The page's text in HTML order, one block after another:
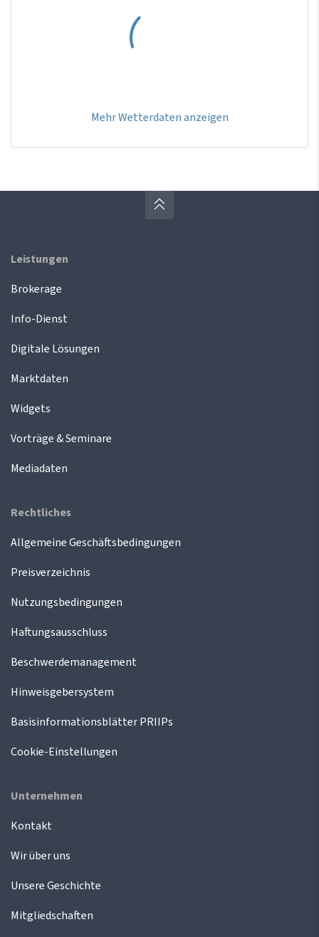
Mehr Wetterdaten anzeigen
Leistungen
Brokerage
Info-Dienst
Digitale Lösungen
Marktdaten
Widgets
Vorträge & Seminare
Mediadaten
Rechtliches
Allgemeine Geschäftsbedingungen
Preisverzeichnis
Nutzungsbedingungen
Haftungsausschluss
Beschwerdemanagement
Hinweisgebersystem
Basisinformationsblätter PRIIPs
Cookie-Einstellungen
Unternehmen
Kontakt
Wir über uns
Unsere Geschichte
Mitgliedschaften